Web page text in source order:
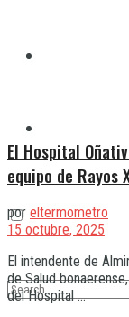
El Hospital
equipo de Rayos
por eltermometro
15 octubre, 2025
El intendente de
de Salud
del Hospital ...